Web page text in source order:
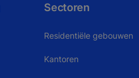
Sectoren
Residentiële gebouwen
Kantoren